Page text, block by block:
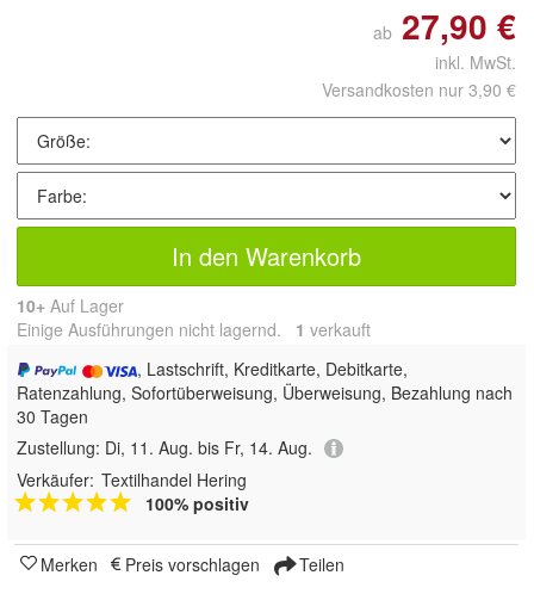
ab 27,90 €
inkl. MwSt.
Versandkosten nur 3,90 €
In den Warenkorb
10+ Auf Lager
Einige Ausführungen nicht lagernd. 1 verkauft
, Lastschrift, Kreditkarte, Debitkarte,
Ratenzahlung, Sofortüberweisung, Überweisung, Bezahlung nach
30 Tagen
Zustellung: Di, 11. Aug. bis Fr, 14. Aug.
Verkäufer: Textilhandel Hering
100% positiv
Merken Preis vorschlagen Teilen